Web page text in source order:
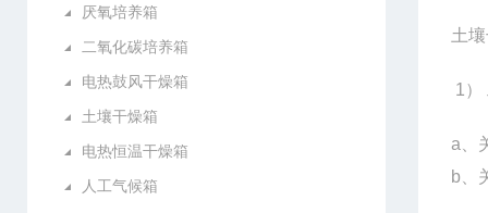
厌氧培养箱
二氧化碳培养箱
电热鼓风干燥箱
土壤干燥箱
电热恒温干燥箱
人工气候箱
土
1 ）
a
b